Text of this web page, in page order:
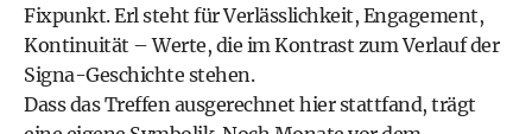
Fixpunkt. Erl steht für Verlässlichkeit, Engagement,
Kontinuität – Werte, die im Kontrast zum Verlauf der
Signa-Geschichte stehen.
Dass das Treffen ausgerechnet hier stattfand, trägt